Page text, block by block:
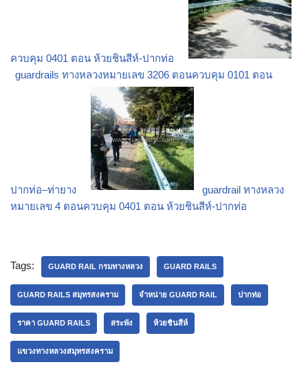
ควบคุม 0401 ตอน ห้วยชินสีห์-ปากท่อ
guardrails ทางหลวงหมายเลข 3206 ตอนควบคุม 0101 ตอน
ปากท่อ–ท่ายาง
guardrail ทางหลวง
หมายเลข 4 ตอนควบคุม 0401 ตอน ห้วยชินสีห์-ปากท่อ
Tags: GUARD RAIL กรมทางหลวง GUARD RAILS
GUARD RAILS สมุทรสงคราม จำหน่าย GUARD RAIL ปากท่อ
ราคา GUARD RAILS สระพัง ห้วยชินสีห์
แขวงทางหลวงสมุทรสงคราม